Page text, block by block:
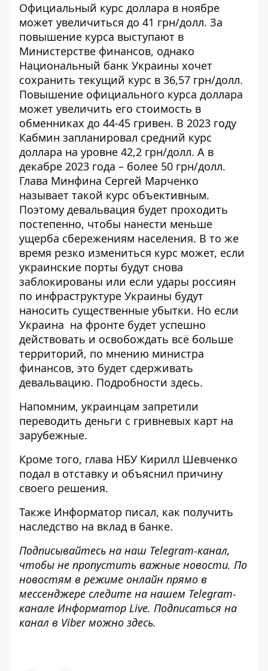
Официальный курс доллара в ноябре
может увеличиться до 41 грн/долл. За
повышение курса выступают в
Министерстве финансов, однако
Национальный банк Украины хочет
сохранить текущий курс в 36,57 грн/долл.
Повышение официального курса доллара
может увеличить его стоимость в
обменниках до 44-45 гривен. В 2023 году
Кабмин запланировал средний курс
доллара на уровне 42,2 грн/долл. А в
декабре 2023 года – более 50 грн/долл.
Глава Минфина Сергей Марченко
называет такой курс объективным.
Поэтому девальвация будет проходить
постепенно, чтобы нанести меньше
ущерба сбережениям населения. В то же
время резко измениться курс может, если
украинские порты будут снова
заблокированы или если удары россиян
по инфраструктуре Украины будут
наносить существенные убытки. Но если
Украина на фронте будет успешно
действовать и освобождать всё больше
территорий, по мнению министра
финансов, это будет сдерживать
девальвацию. Подробности здесь.
Напомним, украинцам запретили
переводить деньги с гривневых карт на
зарубежные.
Кроме того, глава НБУ Кирилл Шевченко
подал в отставку и объяснил причину
своего решения.
Также Информатор писал, как получить
наследство на вклад в банке.
Подписывайтесь на наш Telegram-канал,
чтобы не пропустить важные новости. По
новостям в режиме онлайн прямо в
мессенджере следите на нашем Telegram-
канале Информатор Live. Подписаться на
канал в Viber можно здесь.